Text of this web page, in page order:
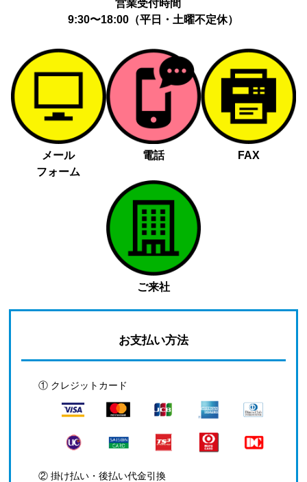
営業受付時間
9:30〜18:00（平日・土曜不定休）
メール
フォーム
電話 FAX
ご来社
お支払い方法
① クレジットカード
② 掛け払い・後払い代金引換